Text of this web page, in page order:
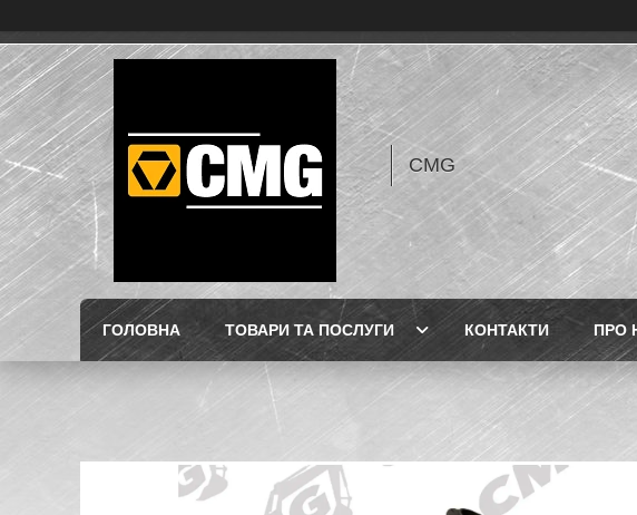
CMG
ГОЛОВНА ТОВАРИ ТА ПОСЛУГИ КОНТАКТИ ПРО